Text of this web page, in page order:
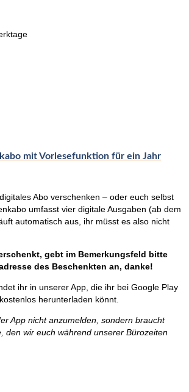
mit Vorlesefunktion für ein Jahr
Abo verschenken – oder euch selbst
umfasst vier digitale Ausgaben (ab dem
automatisch aus, ihr müsst es also nicht
gebt im Bemerkungsfeld bitte
des Beschenkten an, danke!
ihr in unserer App, die ihr bei Google Play
herunterladen könnt.
App nicht anzumelden, sondern braucht
den wir euch während unserer Bürozeiten